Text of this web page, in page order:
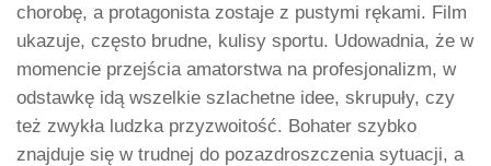
chorobę, a protagonista zostaje z pustymi rękami. Film
ukazuje, często brudne, kulisy sportu. Udowadnia, że w
momencie przejścia amatorstwa na profesjonalizm, w
odstawkę idą wszelkie szlachetne idee, skrupuły, czy
też zwykła ludzka przyzwoitość. Bohater szybko
znajduje się w trudnej do pozazdroszczenia sytuacji, a